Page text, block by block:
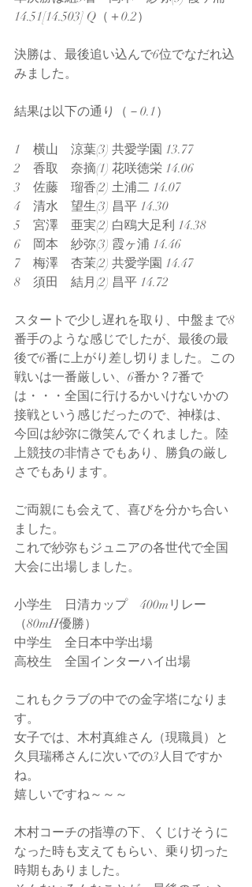
14.51[14.503] Q（＋0.2）
決勝は、最後追い込んで6位でなだれ込
みました。
結果は以下の通り（－0.1）
1　横山　涼葉(3) 共愛学園 13.77
2　香取　奈摘(1) 花咲徳栄 14.06
3　佐藤　瑠香(2) 土浦二 14.07
4　清水　望生(3) 昌平 14.30
5　宮澤　亜実(2) 白鴎大足利 14.38
6　岡本　紗弥(3) 霞ヶ浦 14.46
7　梅澤　杏茉(2) 共愛学園 14.47
8　須田　結月(2) 昌平 14.72
スタートで少し遅れを取り、中盤まで8
番手のような感じでしたが、最後の最
後で6番に上がり差し切りました。この
戦いは一番厳しい、6番か？7番で
は・・・全国に行けるかいけないかの
接戦という感じだったので、神様は、
今回は紗弥に微笑んでくれました。陸
上競技の非情さでもあり、勝負の厳し
さでもあります。
ご両親にも会えて、喜びを分かち合い
ました。
これで紗弥もジュニアの各世代で全国
大会に出場しました。
小学生　日清カップ　400mリレー
（80mH優勝）
中学生　全日本中学出場
高校生　全国インターハイ出場
これもクラブの中での金字塔になりま
す。
女子では、木村真維さん（現職員）と
久貝瑞稀さんに次いでの3人目ですか
ね。
嬉しいですね～～～
木村コーチの指導の下、くじけそうに
なった時も支えてもらい、乗り切った
時期もありました。